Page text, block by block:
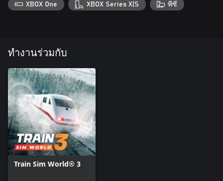
XBOX One XBOX Series X|S พีซี
ทำงานร่วมกับ
Train Sim World® 3